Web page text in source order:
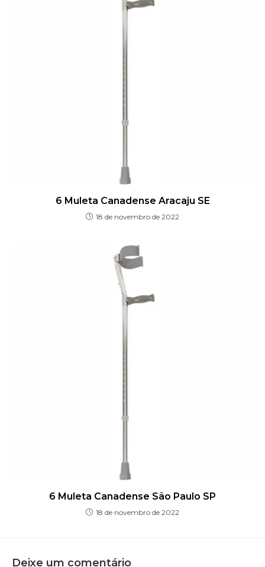
6 Muleta Canadense Aracaju SE
18 de novembro de 2022
6 Muleta Canadense São Paulo SP
18 de novembro de 2022
Deixe um comentário